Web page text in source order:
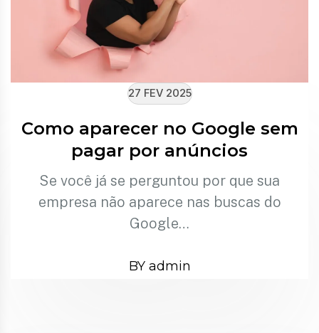
27 FEV 2025
Como aparecer no Google sem
pagar por anúncios
Se você já se perguntou por que sua
empresa não aparece nas buscas do
Google…
BY admin